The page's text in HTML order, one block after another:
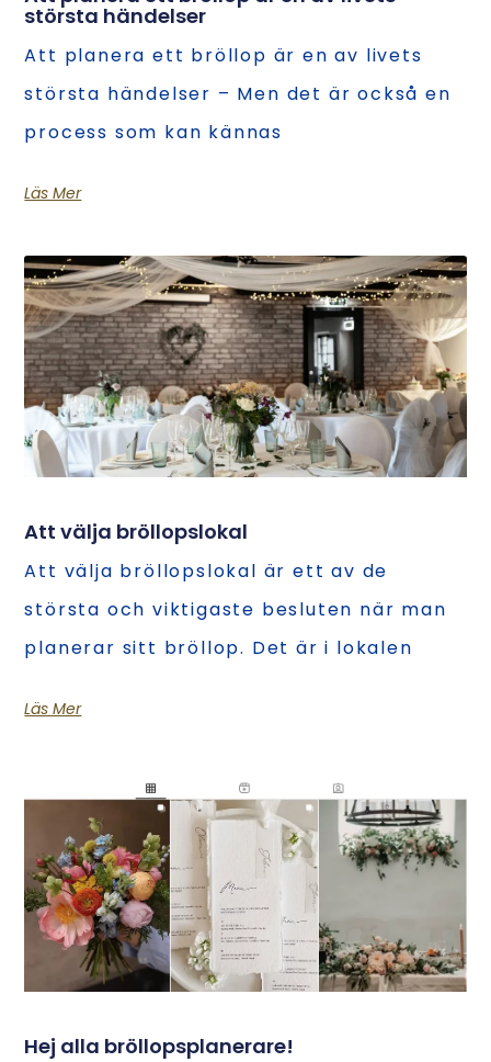
största händelser
Att planera ett bröllop är en av livets
största händelser – Men det är också en
process som kan kännas
Läs Mer
Att välja bröllopslokal
Att välja bröllopslokal är ett av de
största och viktigaste besluten när man
planerar sitt bröllop. Det är i lokalen
Läs Mer
Hej alla bröllopsplanerare!